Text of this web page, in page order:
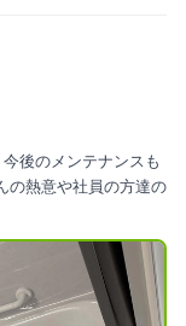
後のメンテナンスも
の熱意や社員の方達の